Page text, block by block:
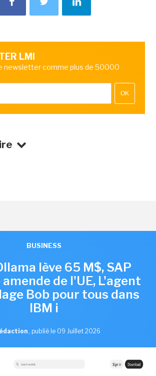
LMI
newsletter comme plus de 50000
OK
BUSINESS
lève 65 M$, SAP
de l'UE, L'agent
Bob pour tous dans
IBM i
, publié le 09 Juillet 2026